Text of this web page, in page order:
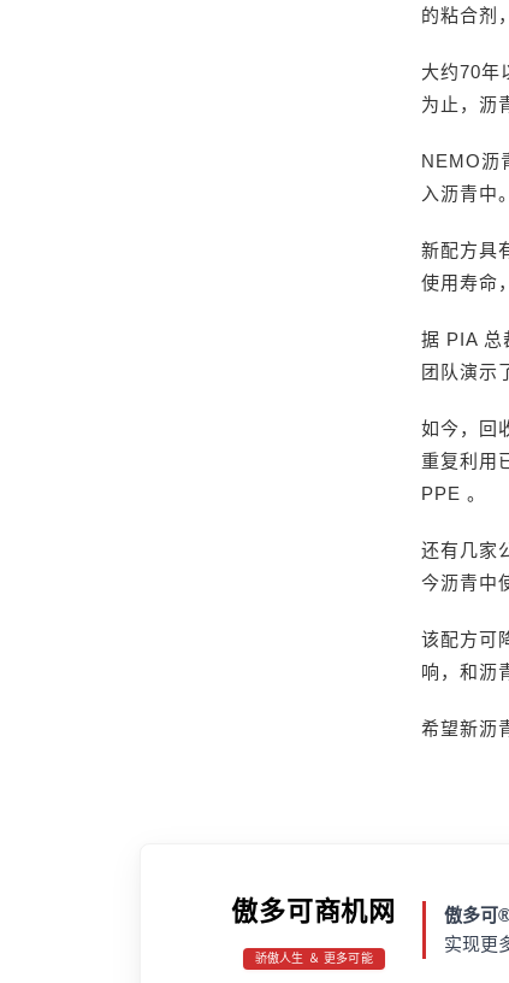
的粘合剂
大约70年
为止，沥
NEMO沥
入沥青中。
新配方具
使用寿命
据 PIA 总
团队演示
如今，回
重复利用
PPE 。
还有几家
今沥青中
该配方可
响，和沥
希望新沥
傲多可商机网
骄傲人生 ＆ 更多可能
傲多可
实现更